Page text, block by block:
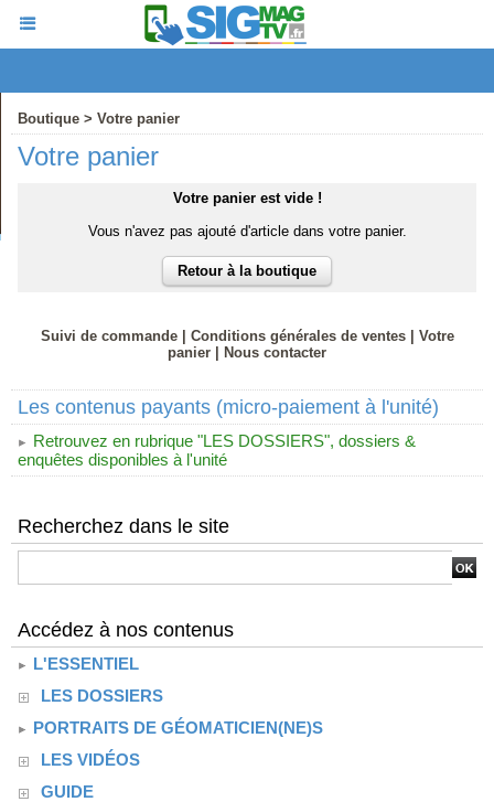
Boutique > Votre panier
Votre panier
Votre panier est vide !
Vous n'avez pas ajouté d'article dans votre panier.
Suivi de commande Conditions générales de ventes
Votre
panier
Nous contacter
Les contenus payants (micro-paiement à l'unité)
Retrouvez en rubrique "LES DOSSIERS", dossiers &
enquêtes disponibles à l'unité
Recherchez dans le site
Accédez à nos contenus
L'ESSENTIEL
LES DOSSIERS
PORTRAITS DE GÉOMATICIEN(NE)S
LES VIDÉOS
GUIDE